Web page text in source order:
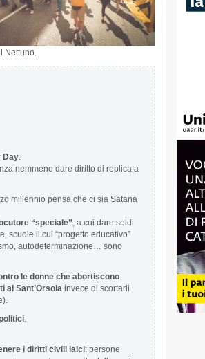
Nettuno.
Day.
nemmeno dare diritto di replica a
millennio pensa che ci sia Satana
“speciale”, a cui dare soldi
scuole il cui “progetto educativo”
autodeterminazione… sono
le donne che abortiscono.
al Sant’Orsola invece di scortarli
.
i diritti civili laici: persone